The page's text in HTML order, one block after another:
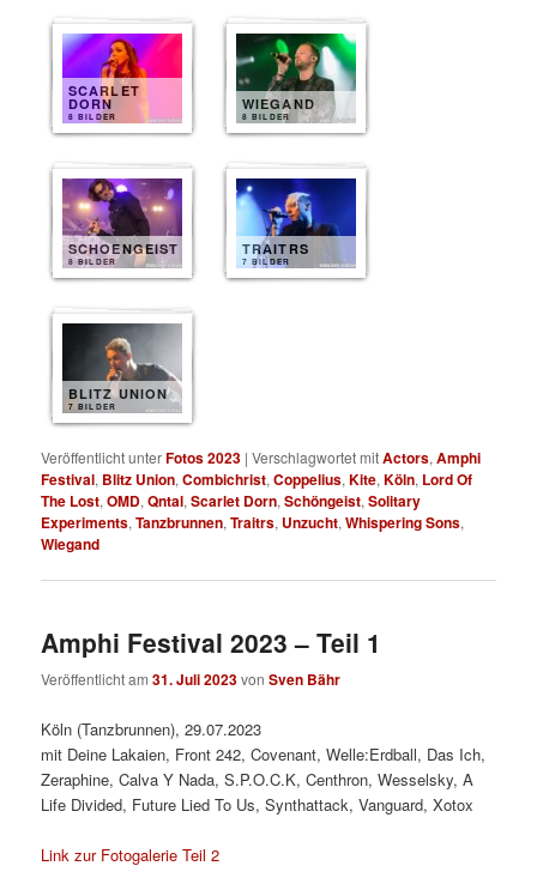
SCARLET
DORN
8 BILDER
WIEGAND
8 BILDER
SCHOENGEIST
8 BILDER
TRAITRS
7 BILDER
BLITZ UNION
7 BILDER
Veröffentlicht unterFotos 2023 |Verschlagwortet mitActors,Amphi
Festival, Blitz Union,Combichrist,Coppelius,Kite,Köln, Lord Of
The Lost,OMD,Qntal,Scarlet Dorn,Schöngeist,Solitary
Experiments,Tanzbrunnen,Traitrs, Unzucht,Whispering Sons,
Wiegand
Amphi Festival 2023 – Teil 1
Veröffentlicht am31. Juli 2023vonSven Bähr
Köln (Tanzbrunnen), 29.07.2023
mit Deine Lakaien, Front 242, Covenant, Welle:Erdball, Das Ich,
Zeraphine, Calva Y Nada, S.P.O.C.K, Centhron, Wesselsky, A
Life Divided, Future Lied To Us, Synthattack, Vanguard, Xotox
Link zur Fotogalerie Teil 2